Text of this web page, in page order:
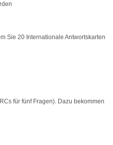
Sie 20 Internationale Antwortskarten
für fünf Fragen). Dazu bekommen